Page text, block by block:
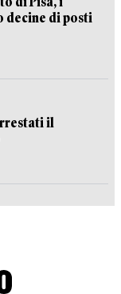
decine di posti
il